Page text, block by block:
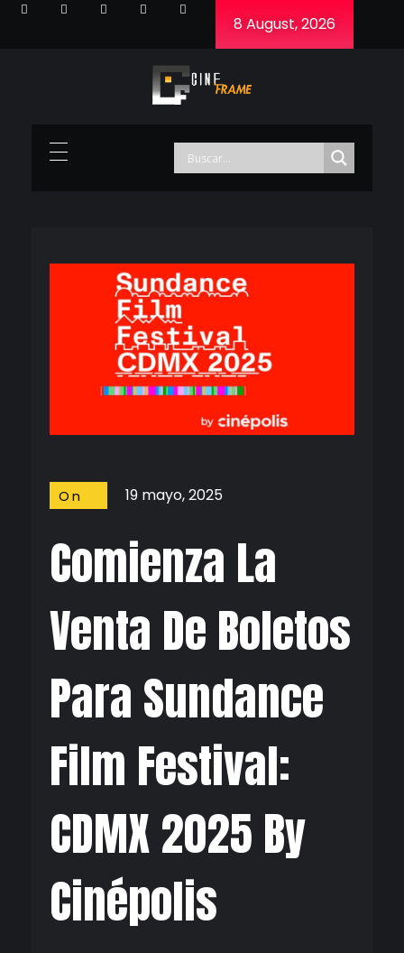
8 August, 2026
Comienza La
Venta De Boletos
Para Sundance
Film Festival:
CDMX 2025 By
Cinépolis
19 mayo, 2025
On